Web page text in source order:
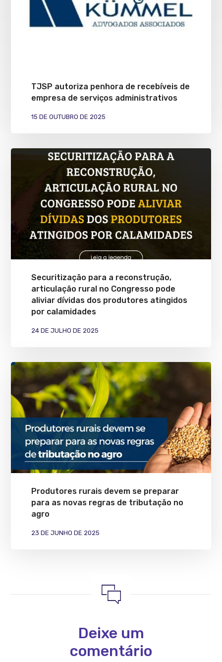
TJSP autoriza penhora de recebíveis de
empresa de serviços administrativos
15 DE OUTUBRO DE 2025
Securitização para a reconstrução,
articulação rural no Congresso pode
aliviar dívidas dos produtores atingidos
por calamidades
24 DE JULHO DE 2025
Produtores rurais devem se preparar
para as novas regras de tributação no
agro
23 DE JUNHO DE 2025
Deixe um
comentário